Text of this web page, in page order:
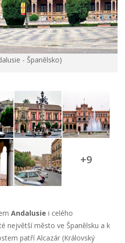
- Španělsko)
+9
Andalusie i celého
největší město ve Španělsku a k
patří Alcazár (Královský